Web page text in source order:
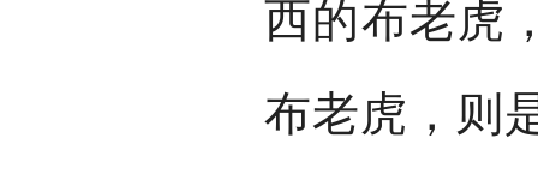
西的布老虎
布老虎，则